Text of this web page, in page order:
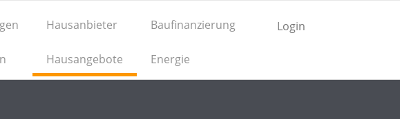
Login
Hausanbieter
Hausangebote
Baufinanzierung
Energie